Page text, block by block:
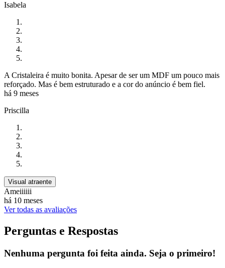
Isabela
A Cristaleira é muito bonita. Apesar de ser um MDF um pouco mais
reforçado. Mas é bem estruturado e a cor do anúncio é bem fiel.
há 9 meses
Priscilla
Visual atraente
Ameiiiiii
há 10 meses
Ver todas as avaliações
Perguntas e Respostas
Nenhuma pergunta foi feita ainda. Seja o primeiro!